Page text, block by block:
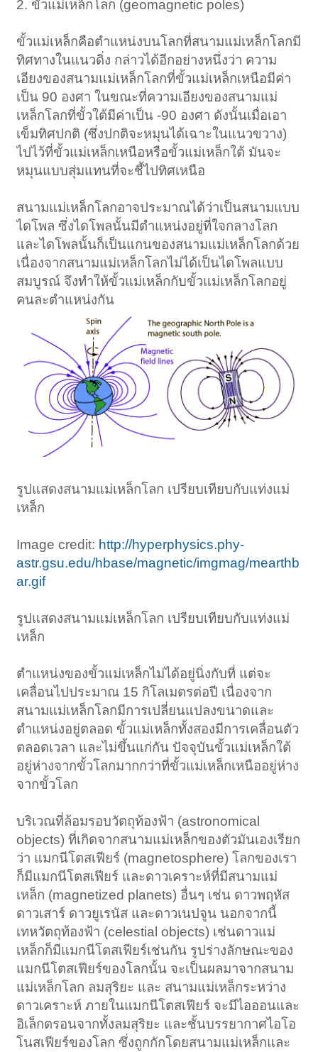
2. ขั้วแม่เหล็กโลก (geomagnetic poles)
ขั้วแม่เหล็กคือตำแหน่งบนโลกที่สนามแม่เหล็กโลกมี
ทิศทางในแนวดิ่ง กล่าวได้อีกอย่างหนึ่งว่า ความ
เอียงของสนามแม่เหล็กโลกที่ขั้วแม่เหล็กเหนือมีค่า
เป็น 90 องศา ในขณะที่ความเอียงของสนามแม่
เหล็กโลกที่ขั้วใต้มีค่าเป็น -90 องศา ดังนั้นเมื่อเอา
เข็มทิศปกติ (ซึ่งปกติจะหมุนได้เฉาะในแนวขวาง)
ไปไว้ที่ขั้วแม่เหล็กเหนือหรือขั้วแม่เหล็กใต้ มันจะ
หมุนแบบสุ่มแทนที่จะชี้ไปทิศเหนือ
สนามแม่เหล็กโลกอาจประมาณได้ว่าเป็นสนามแบบ
ไดโพล ซึ่งไดโพลนั้นมีตำแหน่งอยู่ที่ใจกลางโลก
และไดโพลนั้นก็เป็นแกนของสนามแม่เหล็กโลกด้วย
เนื่องจากสนามแม่เหล็กโลกไม่ได้เป็นไดโพลแบบ
สมบูรณ์ จึงทำให้ขั้วแม่เหล็กกับขั้วแม่เหล็กโลกอยู่
คนละตำแหน่งกัน
รูปแสดงสนามแม่เหล็กโลก เปรียบเทียบกับแท่งแม่
เหล็ก
Image credit: http://hyperphysics.phy-
astr.gsu.edu/hbase/magnetic/imgmag/mearthb
ar.gif
รูปแสดงสนามแม่เหล็กโลก เปรียบเทียบกับแท่งแม่
เหล็ก
ตำแหน่งของขั้วแม่เหล็กไม่ได้อยู่นิ่งกับที่ แต่จะ
เคลื่อนไปประมาณ 15 กิโลเมตรต่อปี เนื่องจาก
สนามแม่เหล็กโลกมีการเปลี่ยนแปลงขนาดและ
ตำแหน่งอยู่ตลอด ขั้วแม่เหล็กทั้งสองมีการเคลื่อนตัว
ตลอดเวลา และไม่ขึ้นแก่กัน ปัจจุบันขั้วแม่เหล็กใต้
อยู่ห่างจากขั้วโลกมากกว่าที่ขั้วแม่เหล็กเหนืออยู่ห่าง
จากขั้วโลก
บริเวณที่ล้อมรอบวัตถุท้องฟ้า (astronomical
objects) ที่เกิดจากสนามแม่เหล็กของตัวมันเองเรียก
ว่า แมกนีโตสเฟียร์ (magnetosphere) โลกของเรา
ก็มีแมกนีโตสเฟียร์ และดาวเคราะห์ที่มีสนามแม่
เหล็ก (magnetized planets) อื่นๆ เช่น ดาวพฤหัส
ดาวเสาร์ ดาวยูเรนัส และดาวเนปจูน นอกจากนี้
เทหวัตถุท้องฟ้า (celestial objects) เช่นดาวแม่
เหล็กก็มีแมกนีโตสเฟียร์เช่นกัน รูปร่างลักษณะของ
แมกนีโตสเฟียร์ของโลกนั้น จะเป็นผลมาจากสนาม
แม่เหล็กโลก ลมสุริยะ และ สนามแม่เหล็กระหว่าง
ดาวเคราะห์ ภายในแมกนีโตสเฟียร์ จะมีไอออนและ
อิเล็กตรอนจากทั้งลมสุริยะ และชั้นบรรยากาศไอโอ
โนสเฟียร์ของโลก ซึ่งถูกกักโดยสนามแม่เหล็กและ